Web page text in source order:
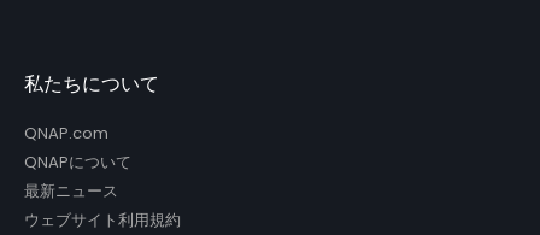
私たちについて
QNAP.com
QNAPについて
最新ニュース
ウェブサイト利用規約